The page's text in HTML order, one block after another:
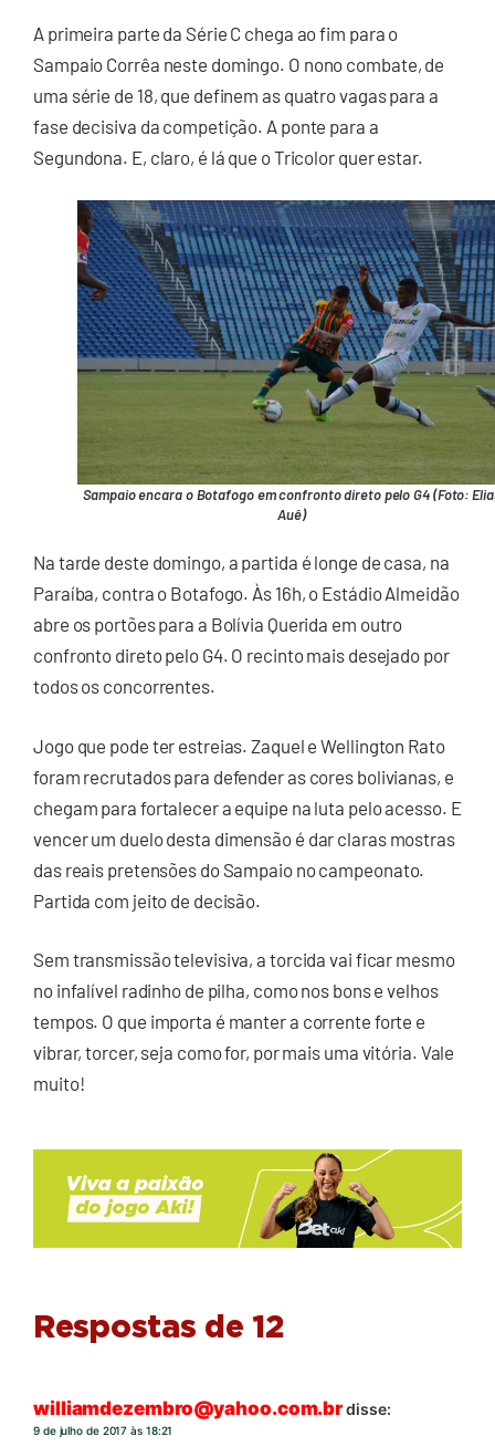
A primeira parte da Série C chega ao fim para o
Sampaio Corrêa neste domingo. O nono combate, de
uma série de 18, que definem as quatro vagas para a
fase decisiva da competição. A ponte para a
Segundona. E, claro, é lá que o Tricolor quer estar.
Sampaio encara o Botafogo em confronto direto pelo G4 (Foto:
Auê)
Na tarde deste domingo, a partida é longe de casa, na
Paraíba, contra o Botafogo. Às 16h, o Estádio Almeidão
abre os portões para a Bolívia Querida em outro
confronto direto pelo G4. O recinto mais desejado por
todos os concorrentes.
Jogo que pode ter estreias. Zaquel e Wellington Rato
foram recrutados para defender as cores bolivianas, e
chegam para fortalecer a equipe na luta pelo acesso. E
vencer um duelo desta dimensão é dar claras mostras
das reais pretensões do Sampaio no campeonato.
Partida com jeito de decisão.
Sem transmissão televisiva, a torcida vai ficar mesmo
no infalível radinho de pilha, como nos bons e velhos
tempos. O que importa é manter a corrente forte e
vibrar, torcer, seja como for, por mais uma vitória. Vale
muito!
Respostas de 12
williamdezembro@yahoo.com.brdisse:
9 de julho de 2017 às 18:21